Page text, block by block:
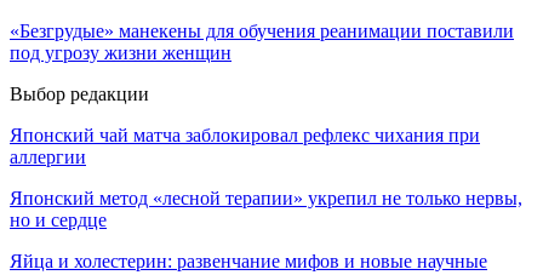
«Безгрудые» манекены для обучения реанимации поставили
под угрозу жизни женщин
Выбор редакции
Японский чай матча заблокировал рефлекс чихания при
аллергии
Японский метод «лесной терапии» укрепил не только нервы,
но и сердце
Яйца и холестерин: развенчание мифов и новые научные